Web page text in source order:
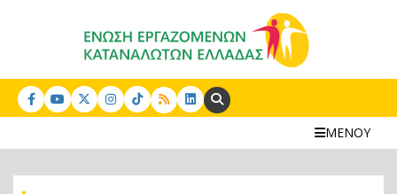
Search:
ΜΕΝΟΥ